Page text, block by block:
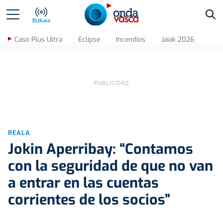
Bizkaia
Caso Plus Ultra Eclipse Incendios Jaiak 2026
REALA
Jokin Aperribay: “Contamos
con la seguridad de que no van
a entrar en las cuentas
corrientes de los socios”